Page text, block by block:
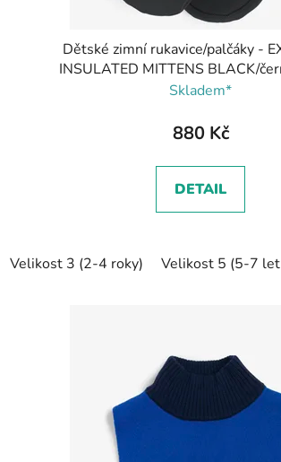
Dětské zimní rukavice/palčáky -
INSULATED MITTENS BLACK/
Skladem*
880 Kč
DETAIL
Velikost 3 (2-4 roky) Velikost 5 (5-7